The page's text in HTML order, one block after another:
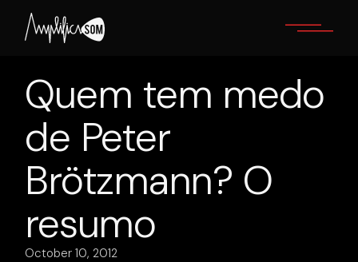
content
Quem tem medo
de Peter
Brötzmann? O
resumo
October 10, 2012